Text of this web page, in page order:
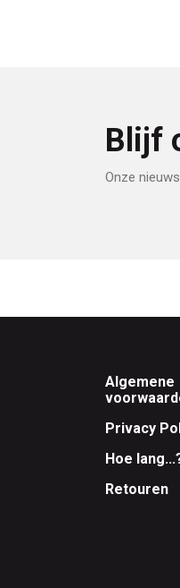
Blijf
Onze
Footer
Algemene
Privacy
Hoe
Retouren